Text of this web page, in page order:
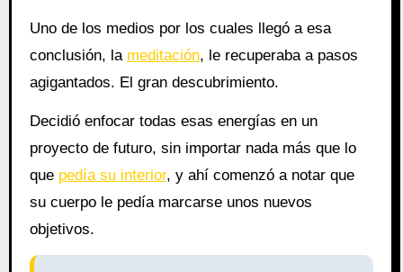
Uno de los medios por los cuales llegó a esa
conclusión, la meditación, le recuperaba a pasos
agigantados. El gran descubrimiento.
Decidió enfocar todas esas energías en un
proyecto de futuro, sin importar nada más que lo
que pedía su interior, y ahí comenzó a notar que
su cuerpo le pedía marcarse unos nuevos
objetivos.